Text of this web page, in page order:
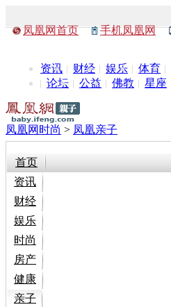
凤凰网首页 手机凤凰网
资讯 财经 娱乐 体育
论坛
公益 佛教 星座
凤凰网时尚 > 凤凰亲子
首页
资讯
财经
娱乐
时尚
房产
健康
亲子